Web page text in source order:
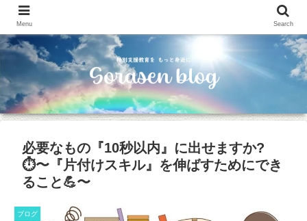
必要なもの『10秒以内』に出せますか?
⏱〜『片付けスキル』を伸ばすためにでき
ること💪〜
ブログ
Menu Search